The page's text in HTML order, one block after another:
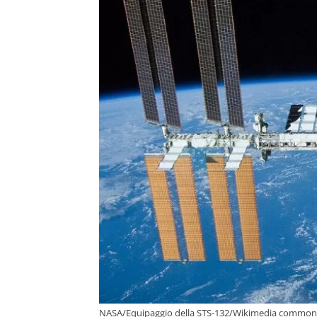
NASA/Equipaggio della STS-132/Wikimedia